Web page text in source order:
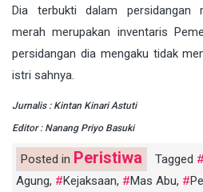
Dia terbukti dalam persidangan
merah merupakan inventaris
persidangan dia mengaku tidak
istri sahnya.
Jurnalis : Kintan Kinari Astuti
Editor : Nanang Priyo Basuki
Posted in Peristiwa Tagged
Agung, Kejaksaan, Mas Abu,